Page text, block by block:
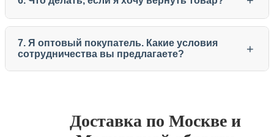
7. Я оптовый покупатель. Какие условия
сотрудничества вы предлагаете?
+
Доставка по Москве и